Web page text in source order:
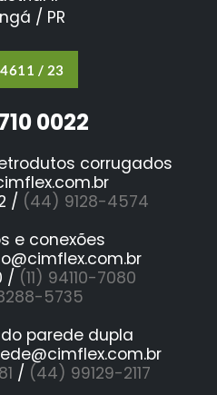
/ PR
/ 23
0022
corrugados
/ (44) 9128-4574
e conexões
/ (11) 94110-7080
5735
parede dupla
/ (44) 99129-2117